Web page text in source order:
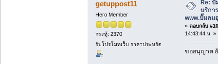
getuppost11
Hero Member
กระทู้: 2370
รับโปรโมทเว็บ ราคาประหยัด
Re: ปั๊
บริกา
www.ปั๊มลม
« ตอบกลับ
14:43:44 น. »
ขออนุญาต